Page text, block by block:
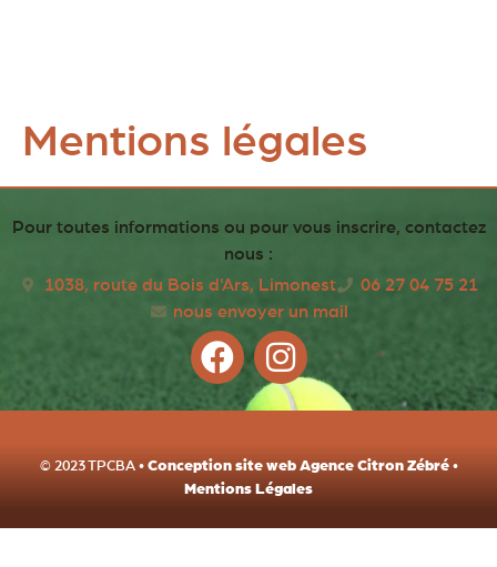
Mentions légales
Pour toutes informations ou pour vous inscrire, contactez
nous :
1038, route du Bois d'Ars, Limonest
06 27 04 75 21
nous envoyer un mail
© 2023 TPCBA • Conception site web Agence Citron Zébré•
Mentions Légales